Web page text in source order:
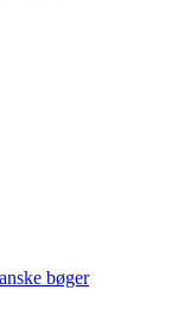
bøger